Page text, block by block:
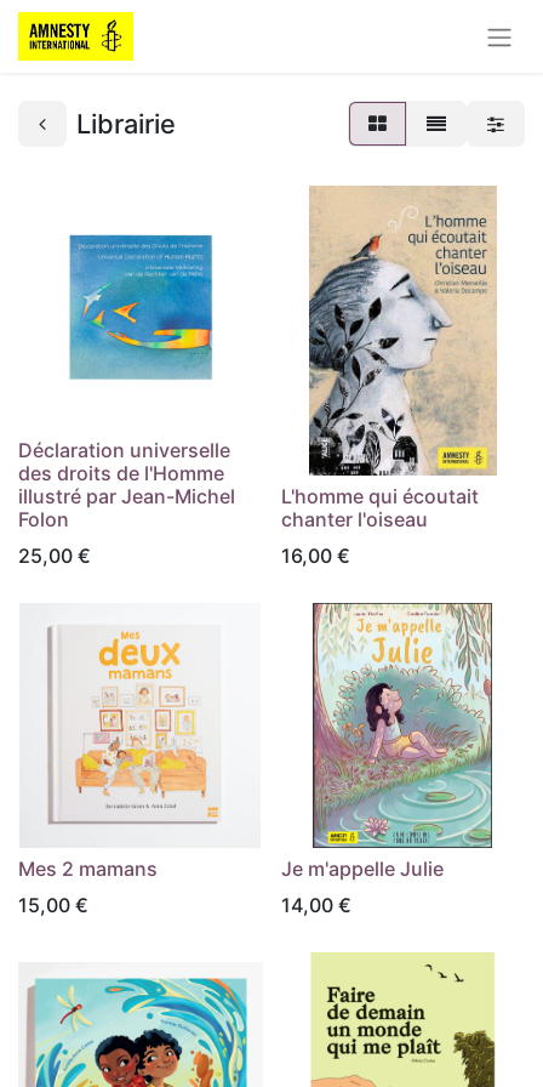
Librairie
Déclaration universelle
des droits de l'Homme
illustré par Jean-Michel
Folon
25,00 €
L'homme qui écoutait
chanter l'oiseau
16,00€
Mes 2 mamans
15,00 €
Je m'appelle Julie
14,00€